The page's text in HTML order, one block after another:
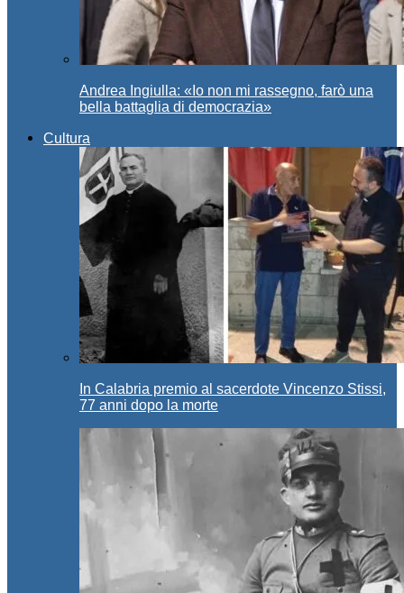
Andrea Ingiulla: «Io non mi rassegno, farò una
bella battaglia di democrazia»
Cultura
In Calabria premio al sacerdote Vincenzo Stissi,
77 anni dopo la morte